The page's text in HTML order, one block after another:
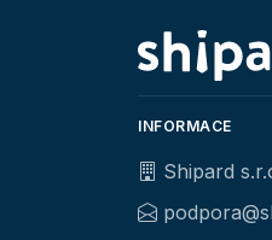
INFORMACE
Shipard